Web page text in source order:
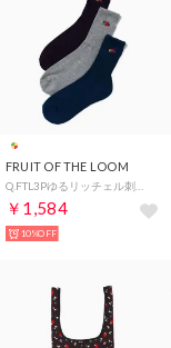
FRUIT OF THE LOOM
￥1,584
10%OFF